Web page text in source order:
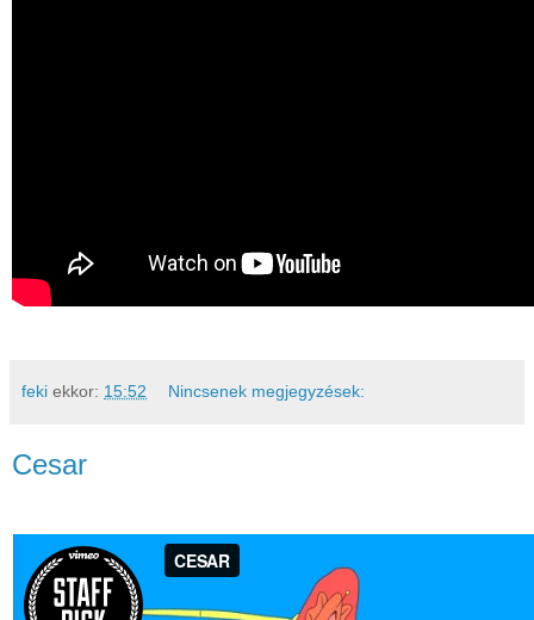
feki ekkor: 15:52 Nincsenek megjegyzések:
Cesar